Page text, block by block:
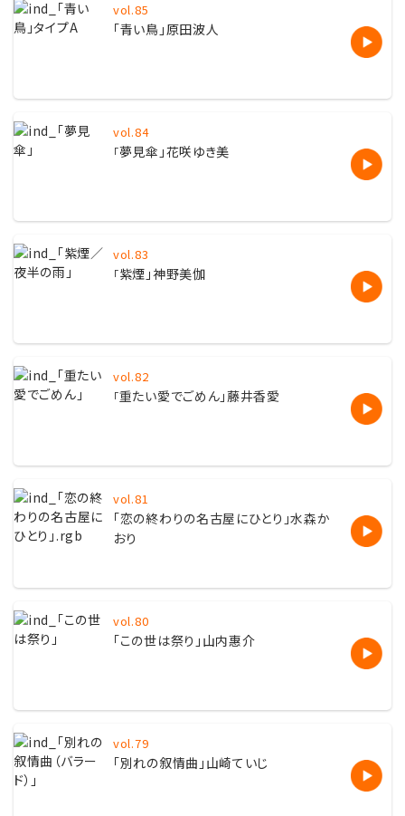
vol.85
「青い鳥」原田波人
vol.84
「夢見傘」花咲ゆき美
vol.83
「紫煙」神野美伽
vol.82
「重たい愛でごめん」藤井香愛
vol.81
「恋の終わりの名古屋にひとり」水森か
おり
vol.80
「この世は祭り 」山内惠介
vol.79
「別れの叙情曲」山崎ていじ